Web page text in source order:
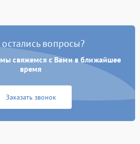
1800 ₽ Подробнее →
2000 ₽ Подробнее →
вопросы?
мы свяжемся с Вами в ближайшее
время
Заказать звонок